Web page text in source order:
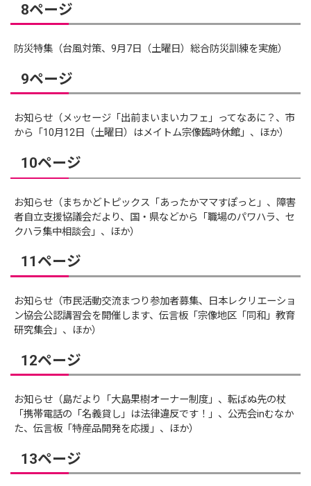
8ページ
防災特集（台風対策、9月7日（土曜日）総合防災訓練を実施）
9ページ
お知らせ（メッセージ「出前まいまいカフェ」ってなあに？、市
から「10月12日（土曜日）はメイトム宗像臨時休館」、ほか）
10ページ
お知らせ（まちかどトピックス「あったかママすぽっと」、障害
者自立支援協議会だより、国・県などから「職場のパワハラ、セ
クハラ集中相談会」、ほか）
11ページ
お知らせ（市民活動交流まつり参加者募集、日本レクリエーショ
ン協会公認講習会を開催します、伝言板「宗像地区「同和」教育
研究集会」、ほか）
12ページ
お知らせ（島だより「大島果樹オーナー制度」、転ばぬ先の杖
「携帯電話の「名義貸し」は法律違反です！」、公売会inむなか
た、伝言板「特産品開発を応援」、ほか）
13ページ